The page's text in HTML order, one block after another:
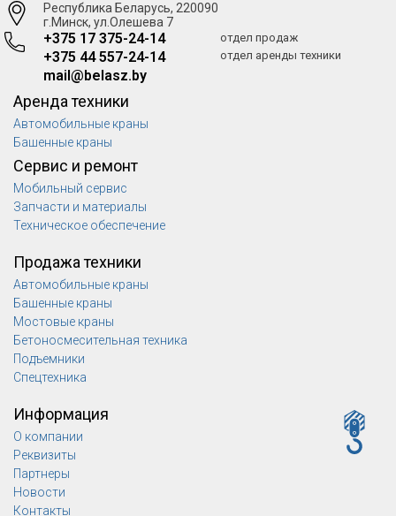
Республика Беларусь, 220090
г.Минск, ул.Олешева 7
+375 17 375-24-14
+375 44 557-24-14
mail@belasz.by
отдел продаж
отдел аренды техники
Аренда техники
Автомобильные краны
Башенные краны
Сервис и ремонт
Мобильный сервис
Запчасти и материалы
Техническое обеспечение
Продажа техники
Автомобильные краны
Башенные краны
Мостовые краны
Бетоносмесительная техника
Подъемники
Спецтехника
Информация
О компании
Реквизиты
Партнеры
Новости
Контакты